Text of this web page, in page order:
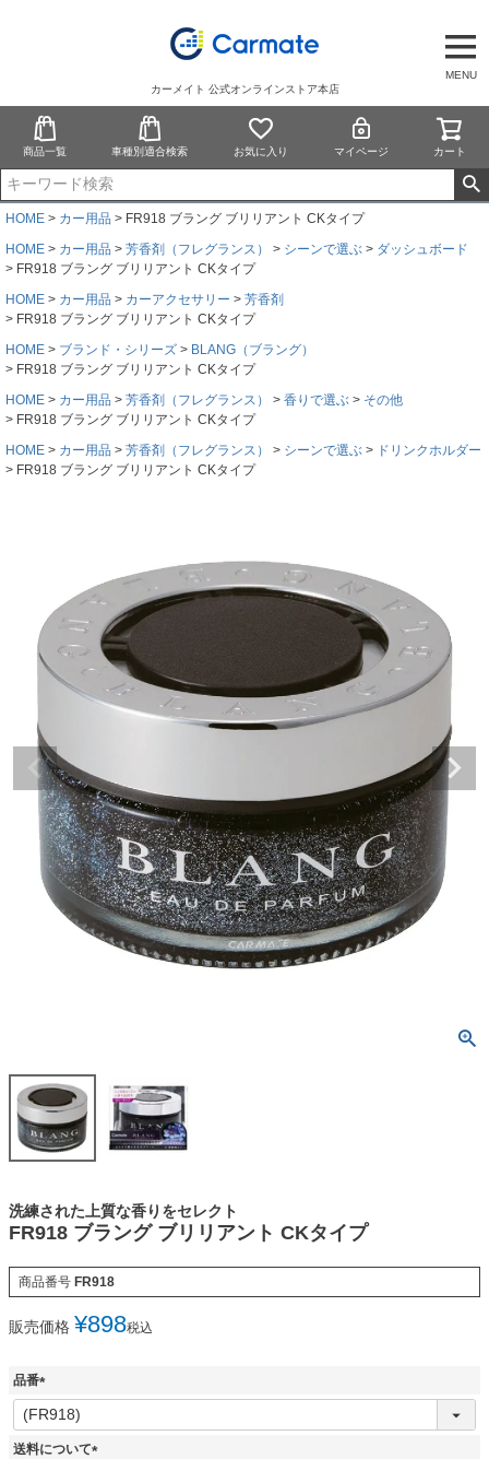
MENU
カーメイト 公式オンラインストア本店
商品一覧 車種別適合検索 お気に入り マイページ カート
HOME カー用品
FR918 ブラング ブリリアント CKタイプ
HOME
カー用品 芳香剤（フレグランス） シーンで選ぶ
ダッシュボード
FR918 ブラング ブリリアント CKタイプ
HOME
カー用品 カーアクセサリー
芳香剤
FR918 ブラング ブリリアント CKタイプ
HOME
ブランド・シリーズ
BLANG（ブラング）
FR918 ブラング ブリリアント CKタイプ
HOME
カー用品 芳香剤（フレグランス） 香りで選ぶ
その他
FR918 ブラング ブリリアント CKタイプ
HOME
カー用品 芳香剤（フレグランス） シーンで選ぶ
ドリンクホルダー
FR918 ブラング ブリリアント CKタイプ
洗練された上質な香りをセレクト
FR918 ブラング ブリリアント CKタイプ
商品番号 FR918
販売価格 ¥898税込
品番
(
必
須
送料について